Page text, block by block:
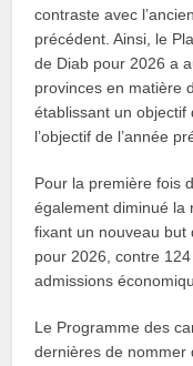
contraste avec
précédent. Ainsi, le
de Diab pour 2026 a
provinces en matière
établissant un objectif
l’objectif de l’année
Pour la première fois
également diminué la
fixant un nouveau but
pour 2026, contre
admissions
Le Programme des
dernières de nommer